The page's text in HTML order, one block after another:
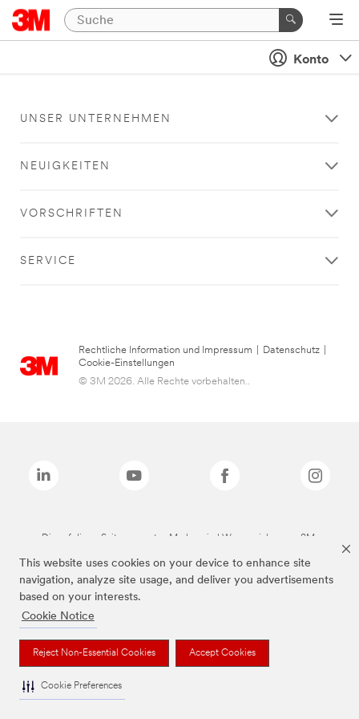
This website uses cookies on your device to enhance site
navigation, analyze site usage, and deliver you advertisements
based on your interests.
Cookie Notice
Reject Non-Essential Cookies Accept Cookies
Cookie Preferences
Konto
UNSER UNTERNEHMEN
NEUIGKEITEN
VORSCHRIFTEN
SERVICE
Rechtliche Information und Impressum Datenschutz
Cookie-Einstellungen
© 3M 2026. Alle Rechte vorbehalten..
Die auf dieser Seite genannten Marken sind Warenzeichen von 3M.